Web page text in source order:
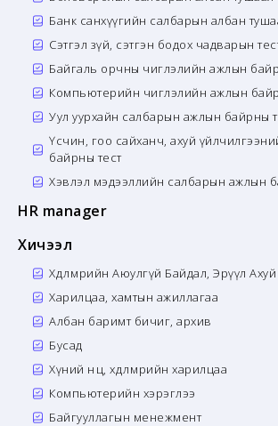
Банк санхүүгийн салбарын албан
Сэтгэл зүй, сэтгэн бодох чадварын
Байгаль орчны чиглэлийн ажлын
Компьютерийн чиглэлийн ажлын
Уул уурхайн салбарын ажлын байрны
Үсчин, гоо сайханч, ахуй
байрны тест
Хэвлэл мэдээллийн салбарын ажлын
HR manager
Хичээл
Хөдөлмөрийн Аюулгүй Байдал, Эрүүл Ахуй
Харилцаа, хамтын ажиллагаа
Албан баримт бичиг, архив
Бусад
Хүний нөөц, хөдөлмөрийн харилцаа
Компьютерийн хэрэглээ
Байгууллагын менежмент